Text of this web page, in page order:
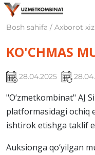
Bosh sahifa / Axborot
KO'CHMAS
28.04.2025
"O‘zmetkombinat" AJ
platformasidagi ochiq
ishtirok etishga taklif
Auksionga qo‘yilgan